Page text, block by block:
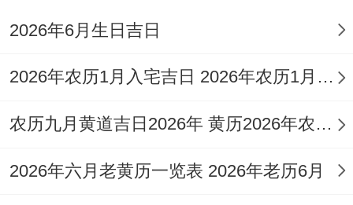
日的活动范围狠广:从领证，订婚、祭祀，祈
问题，也像...这些搬家。
有需要避开的只有开业、造庙、置产还有掘
这天的能量特别稳定，适合那些寻求平稳过
2026年6月生日吉日
2026年农历1月入宅吉日 2026年农历1月入宅最好的日子
农历九月黄道吉日2026年 黄历2026年农历九月黄道吉日查询
2026年六月老黄历一览表 2026年老历6月